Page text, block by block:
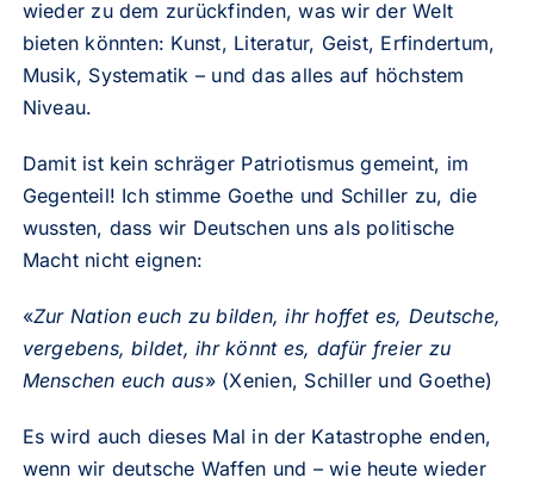
wieder zu dem zurückfinden, was wir der Welt
bieten könnten: Kunst, Literatur, Geist, Erfindertum,
Musik, Systematik – und das alles auf höchstem
Niveau.
Damit ist kein schräger Patriotismus gemeint, im
Gegenteil! Ich stimme Goethe und Schiller zu, die
wussten, dass wir Deutschen uns als politische
Macht nicht eignen:
«Zur Nation euch zu bilden, ihr hoffet es, Deutsche,
vergebens, bildet, ihr könnt es, dafür freier zu
Menschen euch aus» (Xenien, Schiller und Goethe)
Es wird auch dieses Mal in der Katastrophe enden,
wenn wir deutsche Waffen und – wie heute wieder